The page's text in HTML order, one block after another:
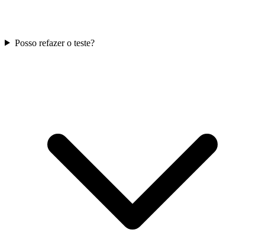
Posso refazer o teste?